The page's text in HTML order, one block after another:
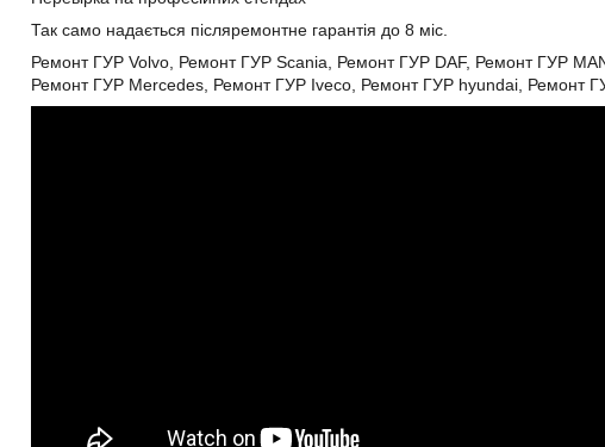
Так само надається післяремонтне гарантія до 8 міс.
Ремонт ГУР Volvo, Ремонт ГУР Scania, Ремонт ГУР DAF, Ремонт ГУР
Ремонт ГУР Mercedes, Ремонт ГУР Iveco, Ремонт ГУР hyundai, Ремонт